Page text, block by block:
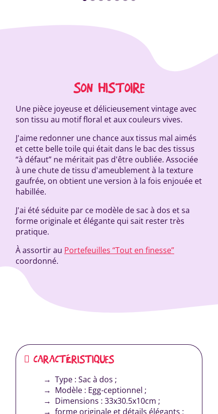
SON HISTOIRE
Une pièce joyeuse et délicieusement vintage avec
son tissu au motif floral et aux couleurs vives.
J'aime redonner une chance aux tissus mal aimés
et cette belle toile qui était dans le bac des tissus
“à défaut” ne méritait pas d'être oubliée. Associée
à une chute de tissu d'ameublement à la texture
gaufrée, on obtient une version à la fois enjouée et
habillée.
J'ai été séduite par ce modèle de sac à dos et sa
forme originale et élégante qui sait rester très
pratique.
À assortir au Portefeuilles “Tout en finesse”
coordonné.
CARACTÉRISTIQUES
Type : Sac à dos ;
Modèle : Egg-ceptionnel ;
Dimensions : 33x30.5x10cm ;
forme originale et détails élégants ;